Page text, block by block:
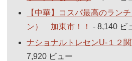
【中華】コスパ最高のラン
ン） 加東市！！
- 8,140 ビ
ナショナルトレセンU-１２
7,920 ビュー